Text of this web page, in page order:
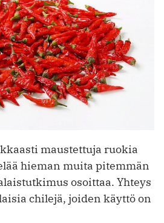
maustettuja ruokia
hieman muita pitemmän
osoittaa. Yhteys
chilejä, joiden käyttö on